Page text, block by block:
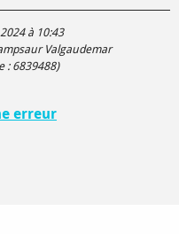
à 10:43
Valgaudemar
: 6839488)
erreur